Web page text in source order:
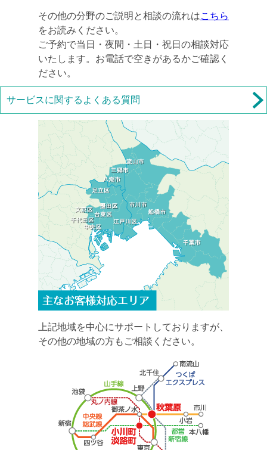
その他の分野のご説明と相談の流れはこちら
をお読みください。
ご予約で当日・夜間・土日・祝日の相談対応
いたします。お電話で空きがあるかご確認く
ださい。
サービスに関するよくある質問
上記地域を中心にサポートしておりますが、
その他の地域の方もご相談ください。